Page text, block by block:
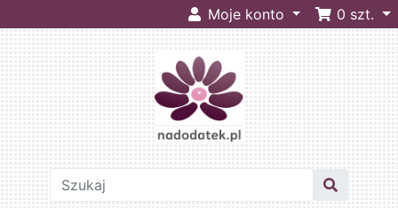
Moje konto 0 szt.